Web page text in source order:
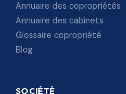
Annuaire des copropriétés
Annuaire des cabinets
Glossaire copropriété
Blog
SOCIÉTÉ